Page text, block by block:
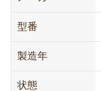
型番
製造年
状態